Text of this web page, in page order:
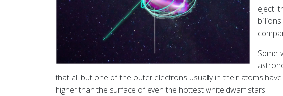
eject
Some
that all but one of the outer electrons usually in their atoms
higher than the surface of even the hottest white dwarf stars.